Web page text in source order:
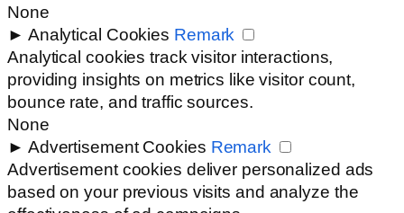
None
► Analytical Cookies Remark
Analytical cookies track visitor interactions,
providing insights on metrics like visitor count,
bounce rate, and traffic sources.
None
► Advertisement Cookies Remark
Advertisement cookies deliver personalized ads
based on your previous visits and analyze the